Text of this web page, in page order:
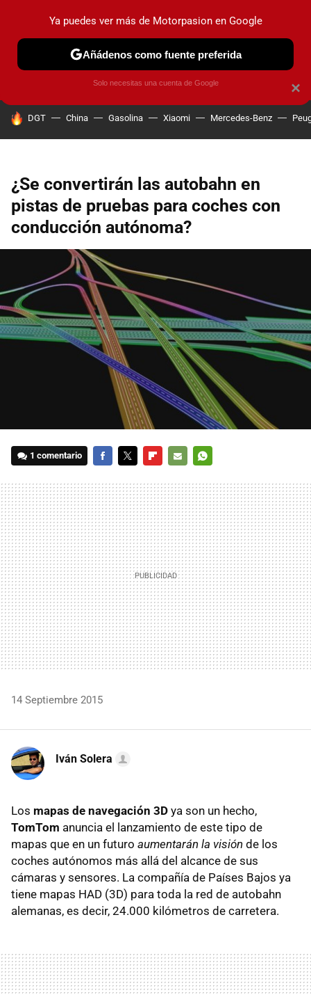
PRUEBAS COCHES ELÉCTRICOS OBSERVATORIO
HOY SE HABLA DE
DGT China Gasolina Xiaomi Mercedes-Benz
¿Se convertirán las autobahn en
pistas de pruebas para coches con
conducción autónoma?
1 comentario
MAIL
14 Septiembre 2015
Iván Solera
Los mapas de navegación 3D ya son un hecho,
TomTom anuncia el lanzamiento de este tipo de
mapas que en un futuro aumentarán la visión de los
coches autónomos más allá del alcance de sus
cámaras y sensores. La compañía de Países Bajos ya
tiene mapas HAD (3D) para toda la red de autobahn
alemanas, es decir, 24.000 kilómetros de carretera.
×
Ya puedes ver más de Motorpasion en Google
Añádenos como fuente preferida
Solo necesitas una cuenta de Google